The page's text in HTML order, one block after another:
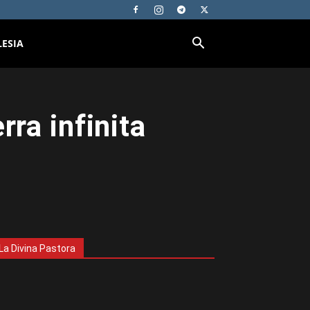
infinita
La Divina Pastora